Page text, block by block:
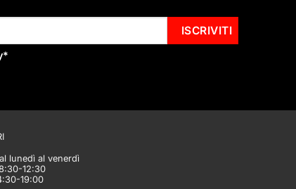
*
lunedì al venerdì
12:30
19:00